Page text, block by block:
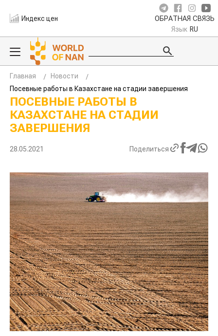
Индекс цен ОБРАТНАЯ СВЯЗЬ
Язык RU
Главная
Новости
Посевные работы в Казахстане на стадии завершения
ПОСЕВНЫЕ РАБОТЫ В
КАЗАХСТАНЕ НА СТАДИИ
ЗАВЕРШЕНИЯ
28.05.2021 Поделиться